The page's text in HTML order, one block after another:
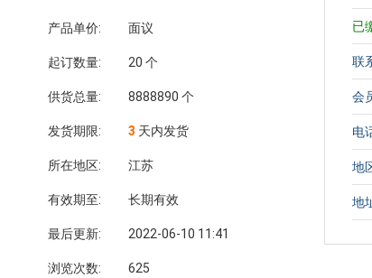
产品单价: 面议
起订数量: 20 个
供货总量: 8888890 个
发货期限: 3 天内发货
所在地区: 江苏
有效期至: 长期有效
最后更新: 2022-06-10 11:41
浏览次数: 625
已
联
会
电
地
地